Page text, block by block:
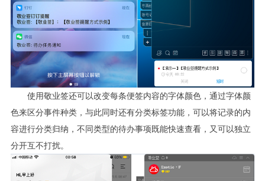
使用敬业签还可以改变每条便签内容的字体颜色，通过字体颜
色来区分事件种类，与此同时还有分类标签功能，可以将记录的内
容进行分类归纳，不同类型的待办事项既能快速查看，又可以独立
分开互不打扰。